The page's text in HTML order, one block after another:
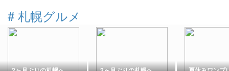
# 札幌グルメ